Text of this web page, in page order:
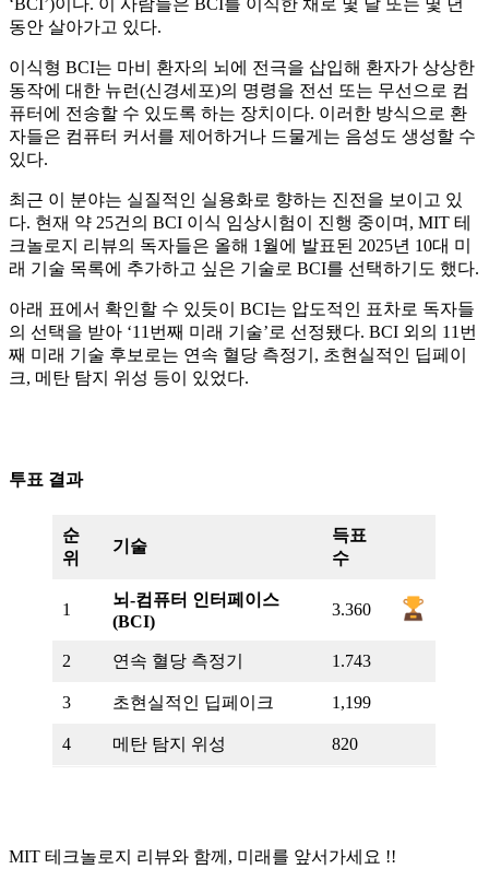
동안 살아가고 있다.
이식형 BCI는 마비 환자의 뇌에 전극을 삽입해 환자가 상상한
동작에 대한 뉴런(신경세포)의 명령을 전선 또는 무선으로 컴
퓨터에 전송할 수 있도록 하는 장치이다. 이러한 방식으로 환
자들은 컴퓨터 커서를 제어하거나 드물게는 음성도 생성할 수
있다.
최근 이 분야는 실질적인 실용화로 향하는 진전을 보이고 있
다. 현재 약 25건의 BCI 이식 임상시험이 진행 중이며, MIT 테
크놀로지 리뷰의 독자들은 올해 1월에 발표된 2025년 10대 미
래 기술 목록에 추가하고 싶은 기술로 BCI를 선택하기도 했다.
아래 표에서 확인할 수 있듯이 BCI는 압도적인 표차로 독자들
의 선택을 받아 ‘11번째 미래 기술’로 선정됐다. BCI 외의 11번
째 미래 기술 후보로는 연속 혈당 측정기, 초현실적인 딥페이
크, 메탄 탐지 위성 등이 있었다.
투표 결과
순
위
기술
득표
수
1
뇌-컴퓨터 인터페이스
(BCI)
3.360
2 연속 혈당 측정기 1.743
3 초현실적인 딥페이크 1,199
4 메탄 탐지 위성 820
MIT 테크놀로지 리뷰와 함께, 미래를 앞서가세요 !!